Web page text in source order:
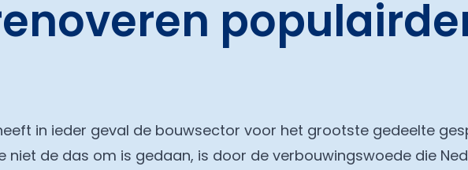
in ieder geval de bouwsector voor het grootste gedeelte
niet de das om is gedaan, is door de verbouwingswoede die